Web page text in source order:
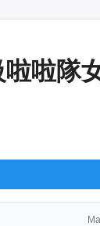
啦隊